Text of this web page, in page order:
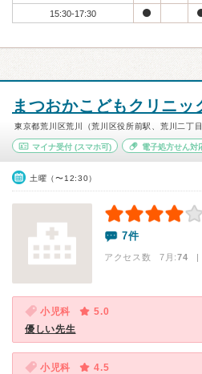
15:30-17:30
まつおかこどもクリニッ
東京都荒川区荒川（荒川区役所前駅、荒川二丁
マイナ受付 (スマホ可) 電子処方せん対
土曜（〜12:30）
7件
アクセス数 7月:74 |
小児科
5.0
優しい先生
小児科
4.5